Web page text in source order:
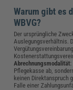
Warum gibt es
WBVG?
Der ursprüngliche
Auslegungsverhältnis.
Abrechnungsmodalität
Pflegekasse ab,
keinen Direktanspruch
Falle einer